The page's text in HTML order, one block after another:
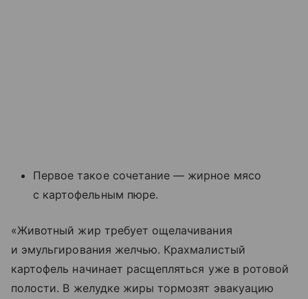
Первое такое сочетание — жирное мясо
с картофельным пюре.
«Животный жир требует ощелачивания
и эмульгирования желчью. Крахмалистый
картофель начинает расщепляться уже в ротовой
полости. В желудке жиры тормозят эвакуацию